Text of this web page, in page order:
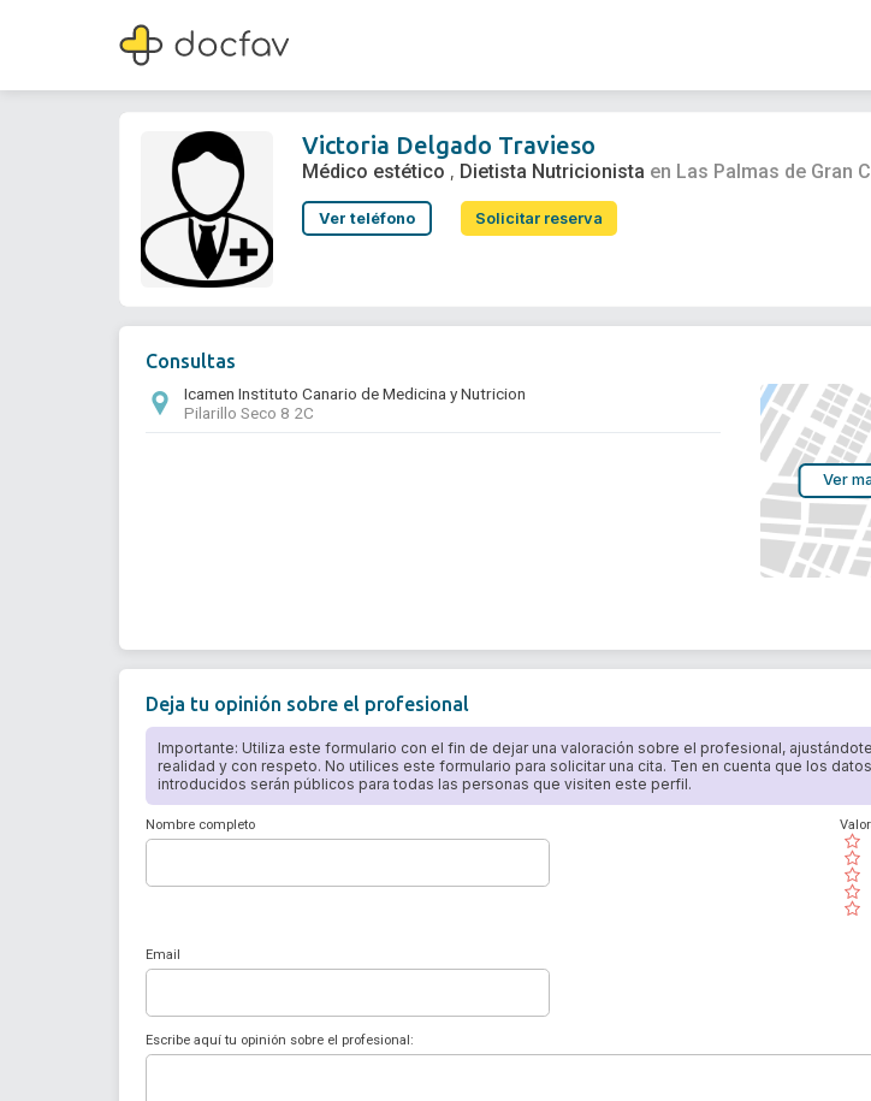
Victoria Delgado Travieso
Médico estético
Victoria Delgado Travieso
Médico estético , Dietista Nutricionista en Las Palmas de Gran
Ver teléfono Solicitar reserva
Consultas
Icamen Instituto Canario de Medicina y Nutricion
Pilarillo Seco 8 2C
Ver
Deja tu opinión sobre el profesional
Importante: Utiliza este formulario con el fin de dejar una valoración sobre el profesional,
realidad y con respeto. No utilices este formulario para solicitar una cita. Ten en cuenta que los datos
introducidos serán públicos para todas las personas que visiten este perfil.
Nombre completo
( )
( )
( )
( )
( )
Email
Escribe aquí tu opinión sobre el profesional: